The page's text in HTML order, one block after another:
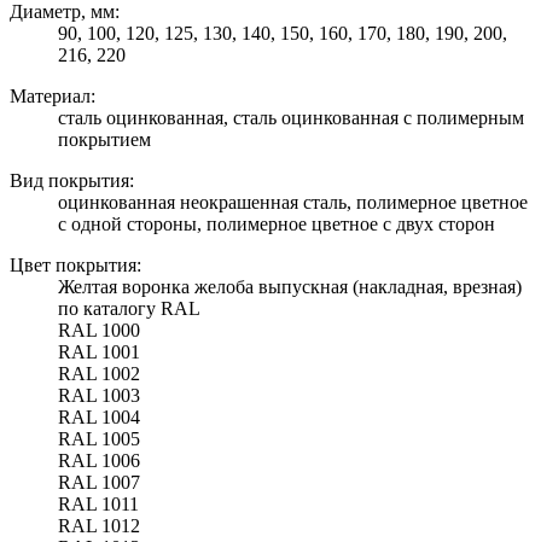
Диаметр, мм:
90, 100, 120, 125, 130, 140, 150, 160, 170, 180, 190, 200,
216, 220
Материал:
сталь оцинкованная, сталь оцинкованная с полимерным
покрытием
Вид покрытия:
оцинкованная неокрашенная сталь, полимерное цветное
с одной стороны, полимерное цветное с двух сторон
Цвет покрытия:
Желтая воронка желоба выпускная (накладная, врезная)
по каталогу RAL
RAL 1000
RAL 1001
RAL 1002
RAL 1003
RAL 1004
RAL 1005
RAL 1006
RAL 1007
RAL 1011
RAL 1012